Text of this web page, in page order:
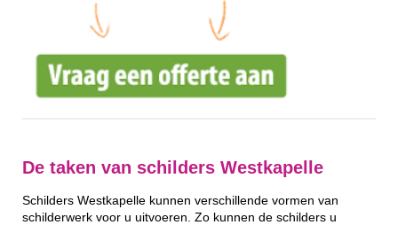
De taken van schilders Westkapelle
Schilders Westkapelle kunnen verschillende vormen van
schilderwerk voor u uitvoeren. Zo kunnen de schilders u